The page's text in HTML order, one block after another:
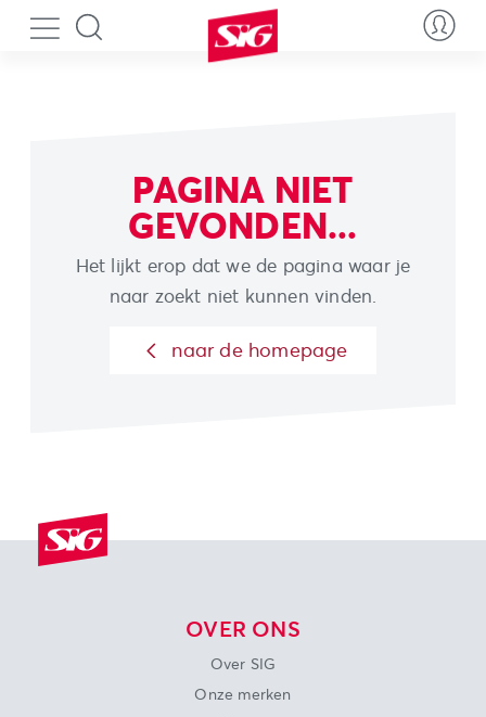
PAGINA NIET
GEVONDEN...
Het lijkt erop dat we de pagina waar je
naar zoekt niet kunnen vinden.
naar de homepage
OVER ONS
Over SIG
Onze merken